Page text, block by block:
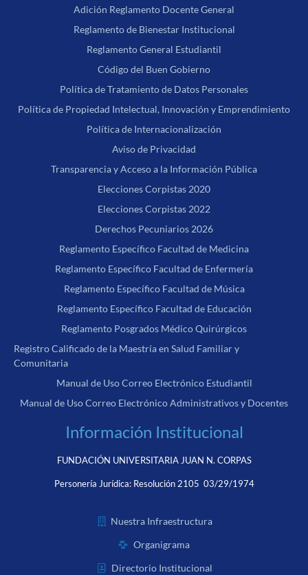
Adición Reglamento Docente General
Reglamento de Bienestar Institucional
Reglamento General Estudiantil
Código del Buen Gobierno
Política de Tratamiento de Datos Personales
Política de Propiedad Intelectual, Innovación y Emprendimiento
Política de Internacionalización
Aviso de Privacidad
Transparencia y Acceso a la Información Pública
Elecciones Corpistas 2020
Elecciones Corpistas 2022
Derechos Pecuniarios 2026
Reglamento Específico Facultad de Medicina
Reglamento Específico Facultad de Enfermería
Reglamento Específico Facultad de Música
Reglamento Específico Facultad de Educación
Reglamento Posgrados Médico Quirúrgicos
Registro Calificado de la Maestría en Salud Familiar y
Comunitaria
Manual de Uso Correo Electrónico Estudiantil
Manual de Uso Correo Electrónico Administrativos y Docentes
Información Institucional
FUNDACIÓN UNIVERSITARIA JUAN N. CORPAS
Personería Jurídica: Resolución 2105 03/29/1974
Nuestra Infraestructura
Organigrama
Directorio Institucional